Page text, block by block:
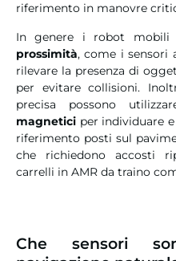
riferimento in manovre
In genere i robot mobili
prossimità, come i sensori
rilevare la presenza di
per evitare collisioni.
precisa possono
magnetici per individuare
riferimento posti sul
che richiedono accosti
carrelli in AMR da traino
Che sensori